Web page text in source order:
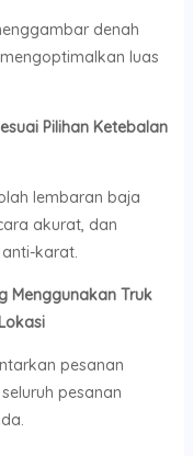
denah
luas
Pilihan Ketebalan
lembaran baja
akurat, dan
karat.
Menggunakan Truk
pesanan
pesanan